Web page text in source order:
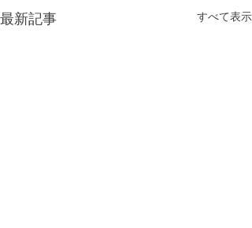
最新記事 すべて表示